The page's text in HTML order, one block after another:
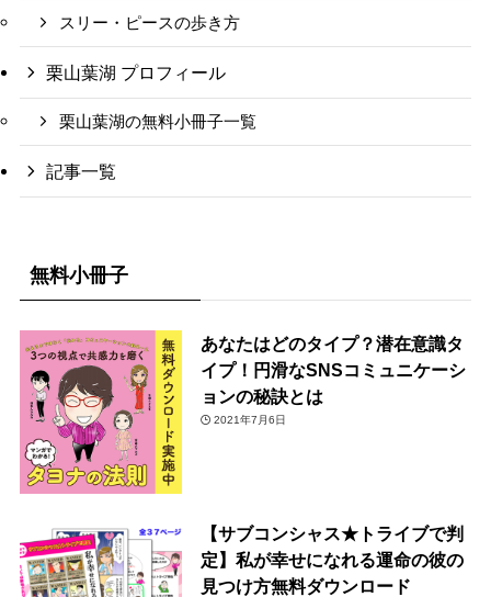
スリー・ピースの歩き方
栗山葉湖 プロフィール
栗山葉湖の無料小冊子一覧
記事一覧
無料小冊子
あなたはどのタイプ？潜在意識タ
イプ！円滑なSNSコミュニケーシ
ョンの秘訣とは
2021年7月6日
【サブコンシャス★トライブで判
定】私が幸せになれる運命の彼の
見つけ方無料ダウンロード